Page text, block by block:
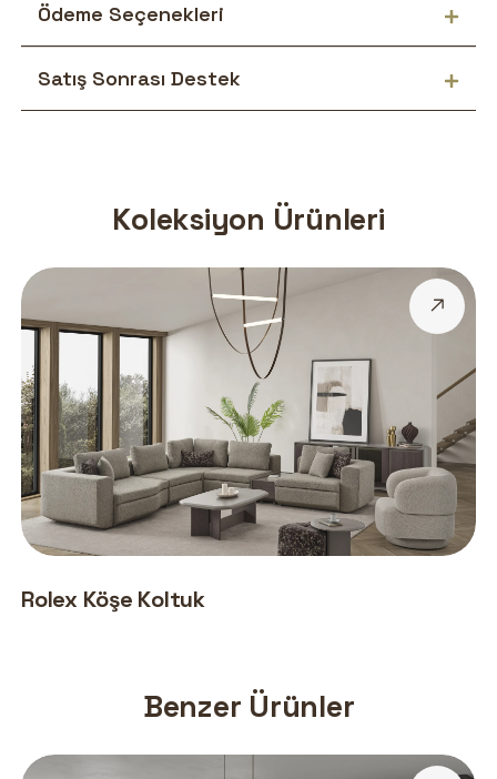
Ödeme Seçenekleri
Satış Sonrası Destek
Koleksiyon Ürünleri
Rolex Köşe Koltuk
Benzer Ürünler